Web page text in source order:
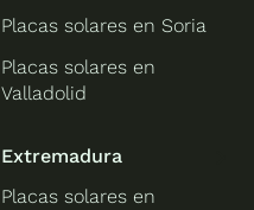
Placas solares en Soria
Placas solares en
Valladolid
Extremadura
Placas solares en